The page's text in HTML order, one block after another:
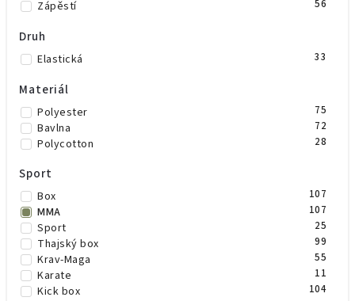
Oranžová 4
Šedá
Trikolora 1
Zelená/černá
Maskáč 2
Béžová 2
Vínová 2
Mint
Olivově zelená
Zápěstí 56
Druh
Elastická 33
Materiál
Polyester 75
Bavlna 72
Polycotton 28
Sport
Box 107
MMA 107
Sport 25
Thajský box 99
Krav-Maga 55
Karate 11
Kick box 104